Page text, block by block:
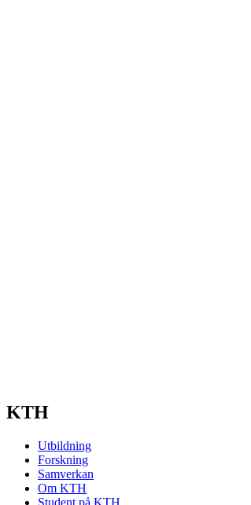
KTH
Utbildning
Forskning
Samverkan
Om KTH
Student på KTH